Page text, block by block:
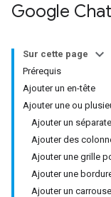
Google Chat
Sur cette page
Prérequis
Ajouter un en-tête
Ajouter une ou
Ajouter un
Ajouter des
Ajouter une grille
Ajouter une
Ajouter un carrousel